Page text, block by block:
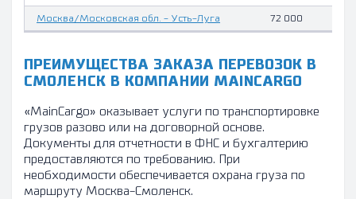
Москва/Московская обл. - Усть-Луга 72 000
ПРЕИМУЩЕСТВА ЗАКАЗА ПЕРЕВОЗОК В
СМОЛЕНСК В КОМПАНИИ MAINCARGO
«MainCargo» оказывает услуги по транспортировке
грузов разово или на договорной основе.
Документы для отчетности в ФНС и бухгалтерию
предоставляются по требованию. При
необходимости обеспечивается охрана груза по
маршруту Москва-Смоленск.